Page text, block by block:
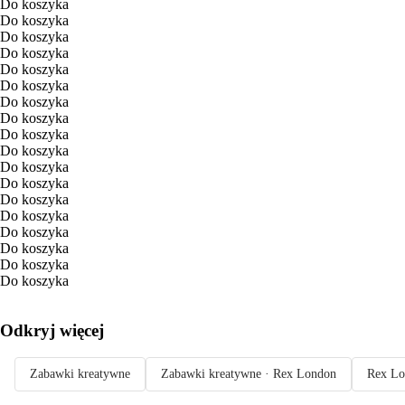
Do koszyka
Do koszyka
Do koszyka
Do koszyka
Do koszyka
Do koszyka
Do koszyka
Do koszyka
Do koszyka
Do koszyka
Do koszyka
Do koszyka
Do koszyka
Do koszyka
Do koszyka
Do koszyka
Do koszyka
Do koszyka
Odkryj więcej
Zabawki kreatywne Zabawki kreatywne · Rex London Rex